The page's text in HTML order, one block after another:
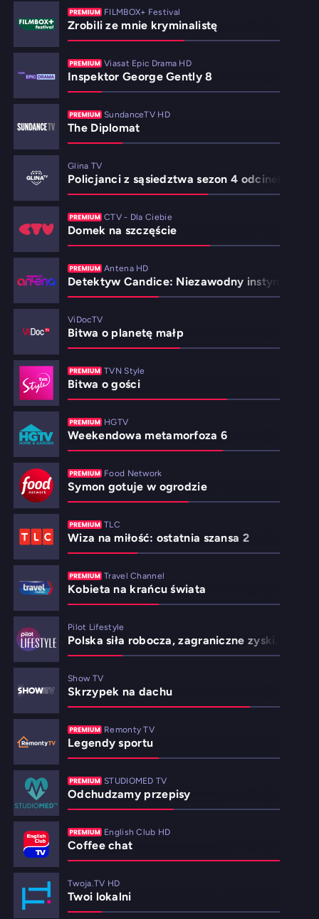
FILMBOX+ Festival
Zrobili ze mnie kryminalistę
Viasat Epic Drama HD
Inspektor George Gently 8
SundanceTV HD
The Diplomat
Glina TV
Policjanci z sąsiedztwa sezon 4 odcinek 24
CTV - Dla Ciebie
Domek na szczęście
Antena HD
Detektyw Candice: Niezawodny instynkt 2
ViDocTV
Bitwa o planetę małp
TVN Style
Bitwa o gości
HGTV
Weekendowa metamorfoza 6
Food Network
Symon gotuje w ogrodzie
TLC
Wiza na miłość: ostatnia szansa 2
Travel Channel
Kobieta na krańcu świata
Pilot Lifestyle
Polska siła robocza, zagraniczne zyski. Co
Show TV
Skrzypek na dachu
Remonty TV
Legendy sportu
STUDIOMED TV
Odchudzamy przepisy
English Club HD
Coffee chat
Twoja.TV HD
Twoi lokalni